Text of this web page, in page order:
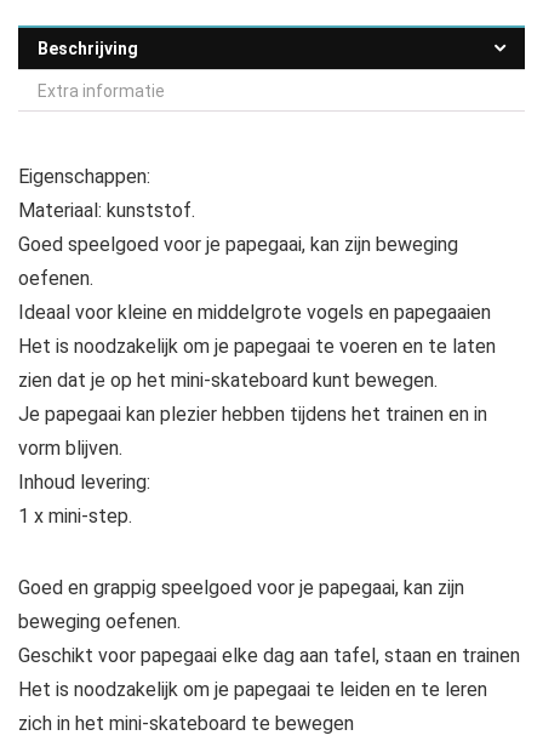
Beschrijving
Extra informatie
Eigenschappen:
Materiaal: kunststof.
Goed speelgoed voor je papegaai, kan zijn beweging
oefenen.
Ideaal voor kleine en middelgrote vogels en papegaaien
Het is noodzakelijk om je papegaai te voeren en te laten
zien dat je op het mini-skateboard kunt bewegen.
Je papegaai kan plezier hebben tijdens het trainen en in
vorm blijven.
Inhoud levering:
1 x mini-step.
Goed en grappig speelgoed voor je papegaai, kan zijn
beweging oefenen.
Geschikt voor papegaai elke dag aan tafel, staan en trainen
Het is noodzakelijk om je papegaai te leiden en te leren
zich in het mini-skateboard te bewegen